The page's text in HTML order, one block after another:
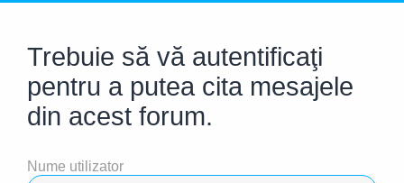
Trebuie să vă autentificaţi
pentru a putea cita mesajele
din acest forum.
Nume utilizator